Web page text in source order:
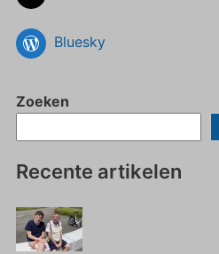
Bluesky
Zoeken
Recente artikelen